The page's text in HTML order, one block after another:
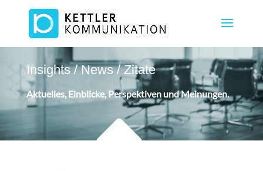
Insights / News / Zitate
Aktuelles, Einblicke, Perspektiven und Meinungen.